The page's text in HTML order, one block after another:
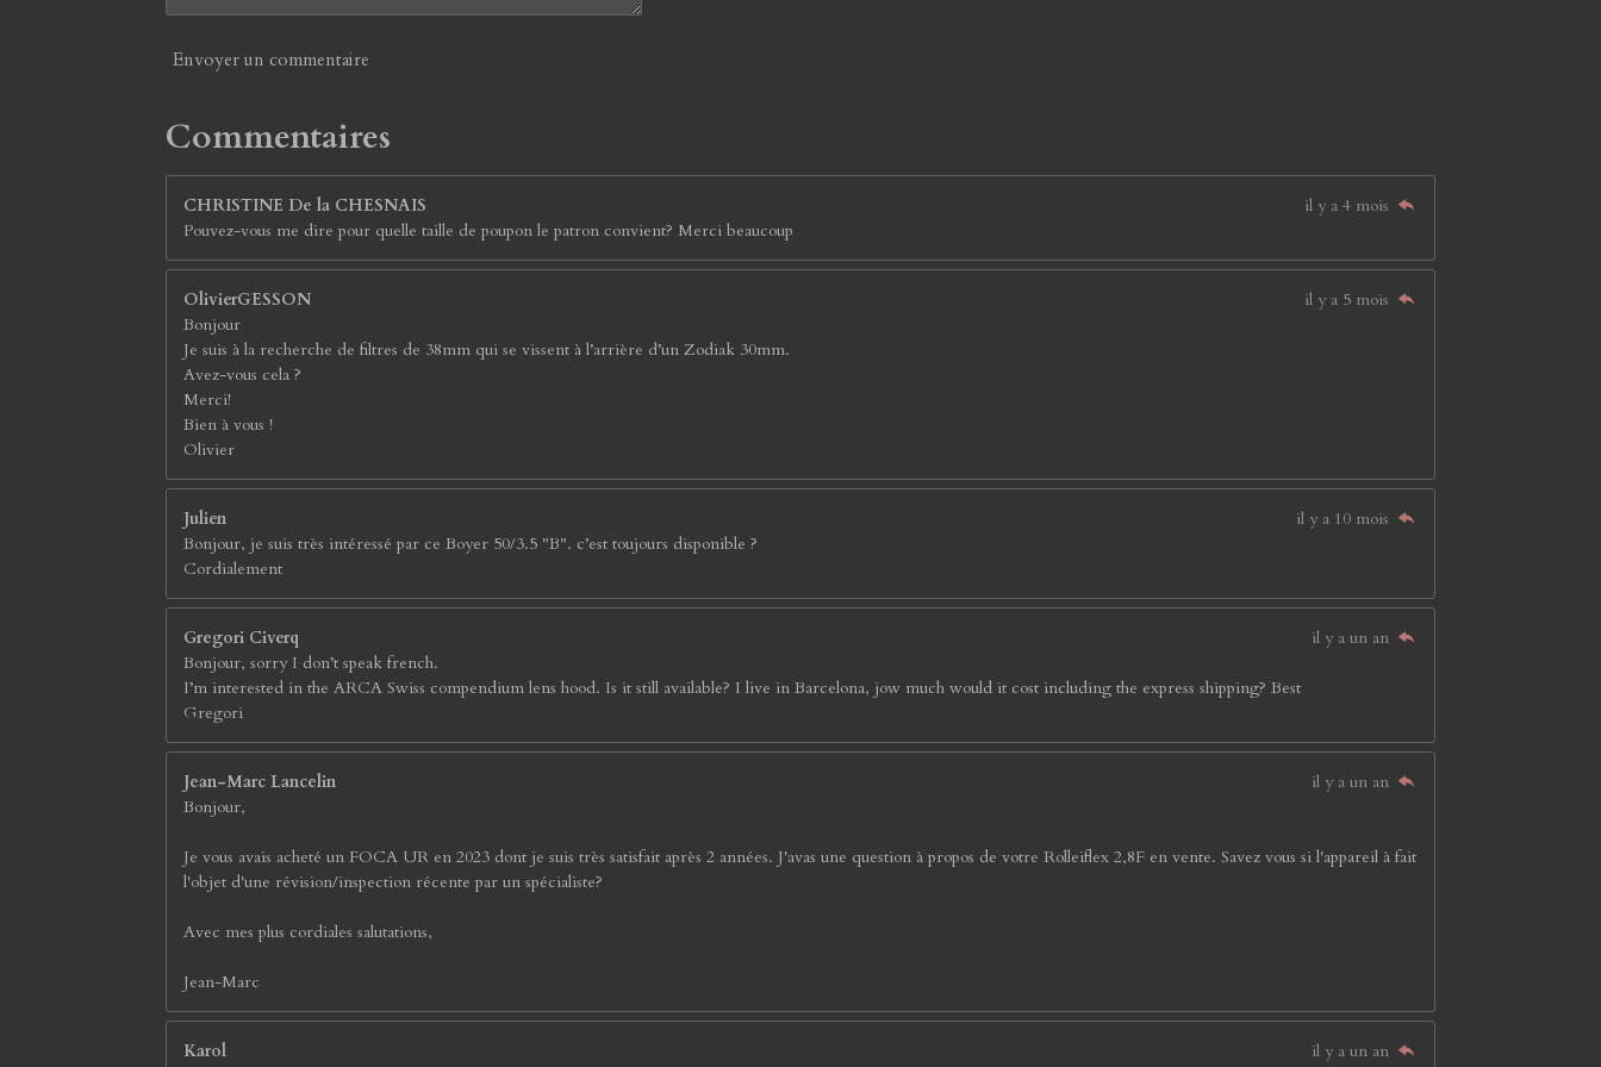
Envoyer un commentaire
Commentaires
CHRISTINE De la CHESNAIS
il y a 4 mois
Pouvez-vous me dire pour quelle taille de poupon le patron convient? Merci beaucoup
OlivierGESSON
il y a 5 mois
Bonjour
Je suis à la recherche de filtres de 38mm qui se vissent à l’arrière d’un Zodiak 30mm.
Avez-vous cela ?
Merci!
Bien à vous !
Olivier
Julien
il y a 10 mois
Bonjour, je suis très intéressé par ce Boyer 50/3.5 "B". c’est toujours disponible ?
Cordialement
Gregori Civerq
il y a un an
Bonjour, sorry I don’t speak french.
I’m interested in the ARCA Swiss compendium lens hood. Is it still available? I live in Barcelona, jow much would it cost including the express shipping? Best
Gregori
Jean-Marc Lancelin
il y a un an
Bonjour,
Je vous avais acheté un FOCA UR en 2023 dont je suis très satisfait après 2 années. J'avas une question à propos de votre Rolleiflex 2,8F en vente. Savez vous si l'appareil à fait
l'objet d'une révision/inspection récente par un spécialiste?
Avec mes plus cordiales salutations,
Jean-Marc
Karol
il y a un an